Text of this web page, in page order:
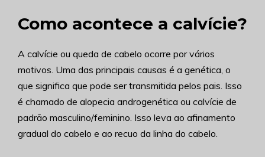
Como acontece a calvície?
A calvície ou queda de cabelo ocorre por vários
motivos. Uma das principais causas é a genética, o
que significa que pode ser transmitida pelos pais. Isso
é chamado de alopecia androgenética ou calvície de
padrão masculino/feminino. Isso leva ao afinamento
gradual do cabelo e ao recuo da linha do cabelo.